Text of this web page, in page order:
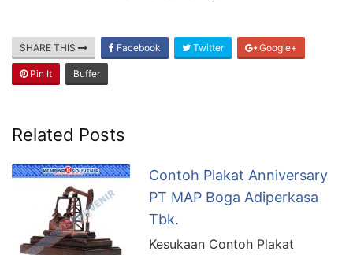
SHARE THIS Facebook Twitter Google+
Pin It Buffer
Related Posts
Contoh Plakat Anniversary
PT MAP Boga Adiperkasa
Tbk.
Kesukaan Contoh Plakat